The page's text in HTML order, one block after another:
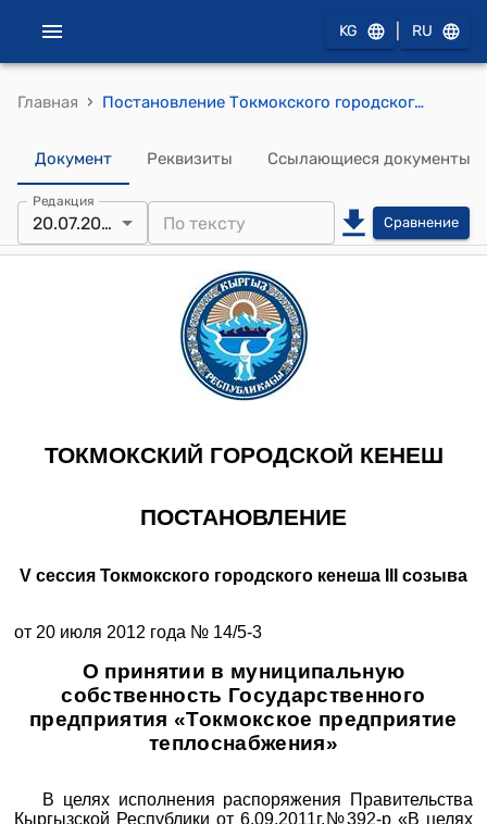
KG RU
Главная › Постановление Токмокского городского кенеша от 20 июля 2012 года № 14/5-3 "О принятии в муниципальную собственность Государственного предприятия «Токмокское предприятие теплоснабжения»"
Документ Реквизиты Ссылающиеся документы
Редакция
20.07.2012 Сравнение